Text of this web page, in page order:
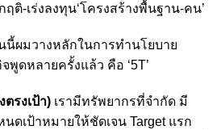
ฤติ-เร่งลงทุน‘โครงสร้างพื้นฐาน-คน’
นี้ผมวางหลักในการทำนโยบาย
พูดหลายครั้งแล้ว คือ ‘5T’
ตรงเป้า) เรามีทรัพยากรที่จำกัด มี
ดเป้าหมายให้ชัดเจน Target แรก